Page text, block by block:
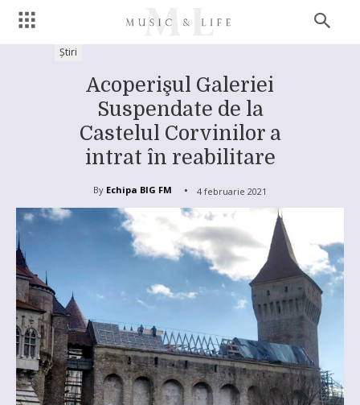
Știri
Acoperişul Galeriei
Suspendate de la
Castelul Corvinilor a
intrat în reabilitare
By Echipa BIG FM 4 februarie 2021